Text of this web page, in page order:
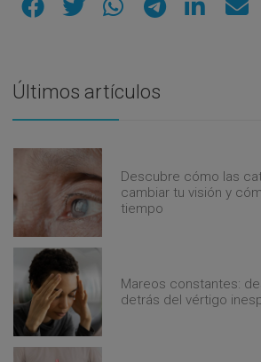
Últimos artículos
Descubre cómo las
cambiar tu visión y
tiempo
Mareos constantes:
detrás del vértigo